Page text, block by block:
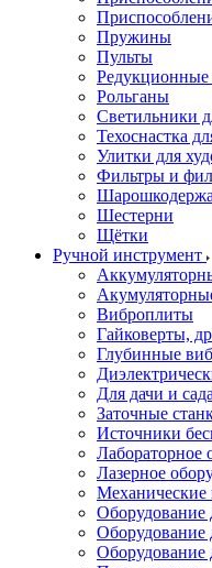
Пружины
Пульты
Рольганы
Светильники
Техоснастка
Улитки для
Фильтры и
Шестерни
Щётки
Ручной инструмент
Виброплиты
Гайковерты,
Глубинные
Для дачи и сада
Заточные
Источники
Лабораторное
Лазерное
Оборудование
Оборудование
Оборудование